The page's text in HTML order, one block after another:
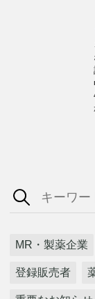
MR・製薬企業
登録販売者